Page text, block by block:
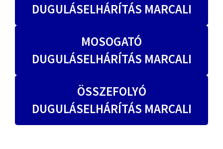
DUGULÁSELHÁRÍTÁS MARCALI
MOSOGATÓ
DUGULÁSELHÁRÍTÁS MARCALI
ÖSSZEFOLYÓ
DUGULÁSELHÁRÍTÁS MARCALI